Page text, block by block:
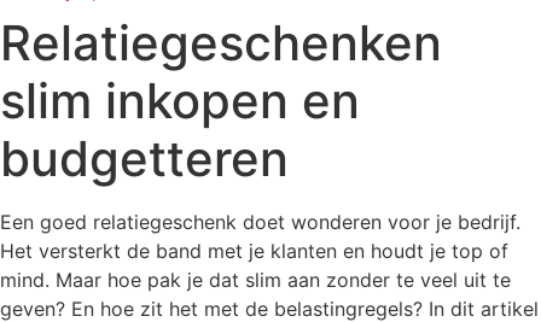
Relatiegeschenken
slim inkopen en
budgetteren
Een goed relatiegeschenk doet wonderen voor je bedrijf.
Het versterkt de band met je klanten en houdt je top of
mind. Maar hoe pak je dat slim aan zonder te veel uit te
geven? En hoe zit het met de belastingregels? In dit artikel